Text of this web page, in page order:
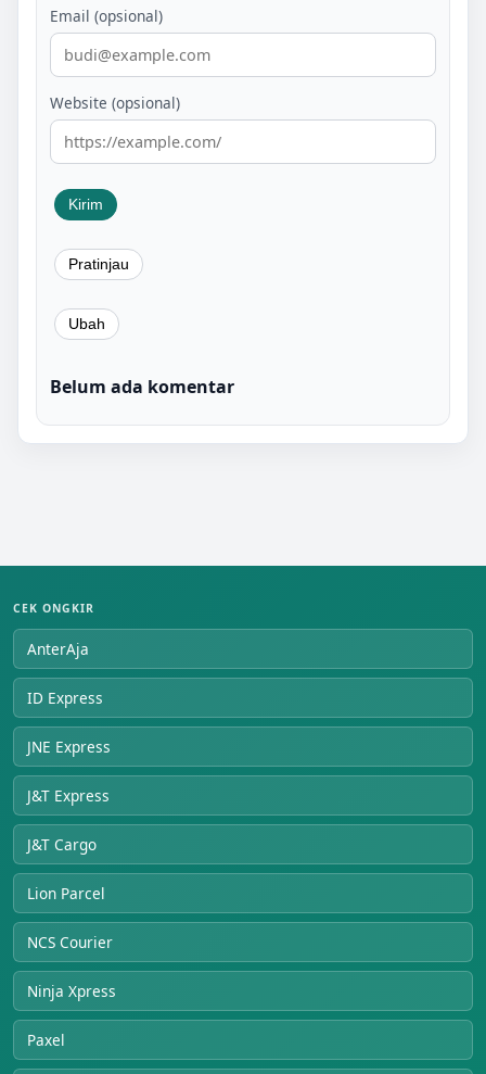
Email (opsional)
Website (opsional)
Belum ada komentar
CEK ONGKIR
AnterAja
ID Express
JNE Express
J&T Express
J&T Cargo
Lion Parcel
NCS Courier
Ninja Xpress
Paxel